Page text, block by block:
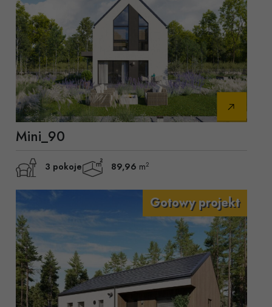
Mini_90
3 pokoje 89,96 m2